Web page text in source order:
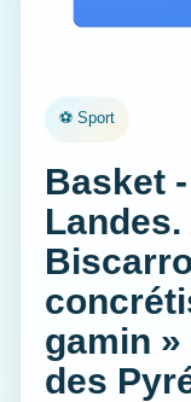
⚽ Sport
Basket
Landes.
gamin
des